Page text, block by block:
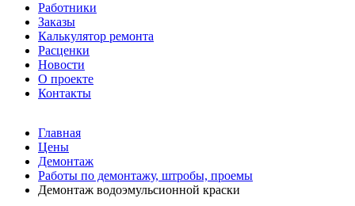
Работники
Заказы
Калькулятор ремонта
Расценки
Новости
О проекте
Контакты
Главная
Цены
Демонтаж
Работы по демонтажу, штробы, проемы
Демонтаж водоэмульсионной краски